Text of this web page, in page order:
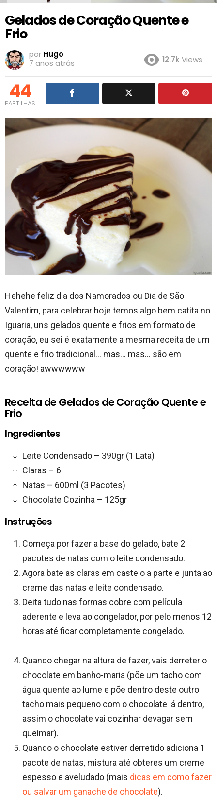
Gelados de Coração Quente e
Frio
por Hugo
7 anos atrás
12.7kViews
44
PARTILHAS
Hehehe feliz dia dos Namorados ou Dia de São
Valentim, para celebrar hoje temos algo bem catita no
Iguaria, uns gelados quente e frios em formato de
coração, eu sei é exatamente a mesma receita de um
quente e frio tradicional… mas… mas… são em
coração! awwwwww
Receita de Gelados de Coração Quente e
Frio
Ingredientes
Leite Condensado – 390gr (1 Lata)
Claras – 6
Natas – 600ml (3 Pacotes)
Chocolate Cozinha – 125gr
Instruções
Começa por fazer a base do gelado, bate 2
pacotes de natas com o leite condensado.
Agora bate as claras em castelo a parte e junta ao
creme das natas e leite condensado.
Deita tudo nas formas cobre com película
aderente e leva ao congelador, por pelo menos 12
horas até ficar completamente congelado.
Quando chegar na altura de fazer, vais derreter o
chocolate em banho-maria (põe um tacho com
água quente ao lume e põe dentro deste outro
tacho mais pequeno com o chocolate lá dentro,
assim o chocolate vai cozinhar devagar sem
queimar).
Quando o chocolate estiver derretido adiciona 1
pacote de natas, mistura até obteres um creme
espesso e aveludado (mais dicas em como fazer
ou salvar um ganache de chocolate).